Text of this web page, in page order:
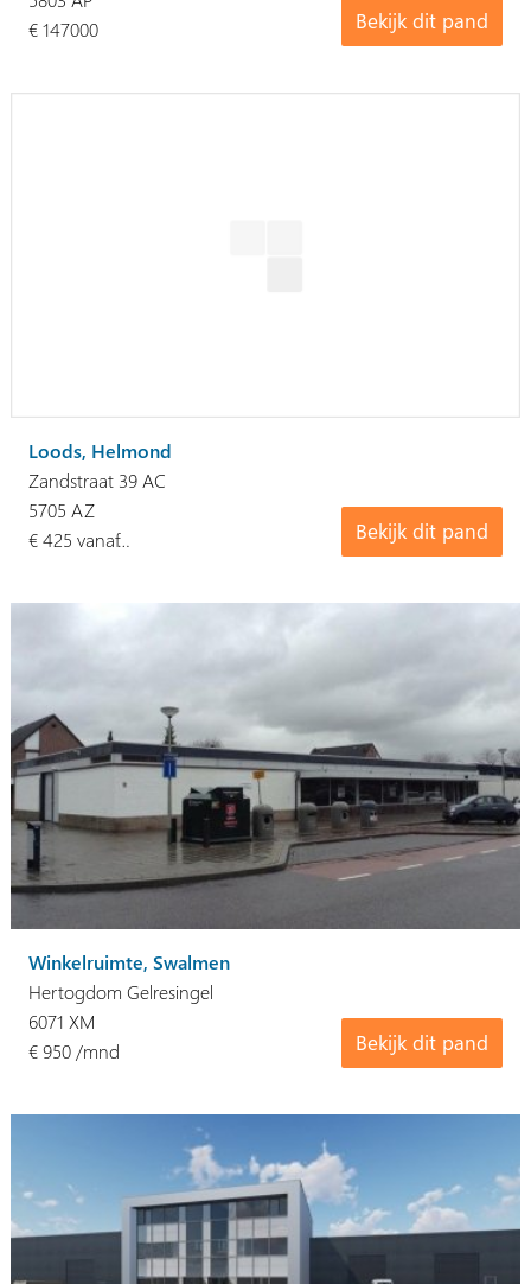
Bekijk dit pand
€ 147000
Loods, Helmond
Zandstraat 39 AC
Bekijk dit pand
5705 AZ
€ 425 vanaf…
Winkelruimte, Swalmen
Hertogdom Gelresingel
Bekijk dit pand
6071 XM
€ 950 /mnd